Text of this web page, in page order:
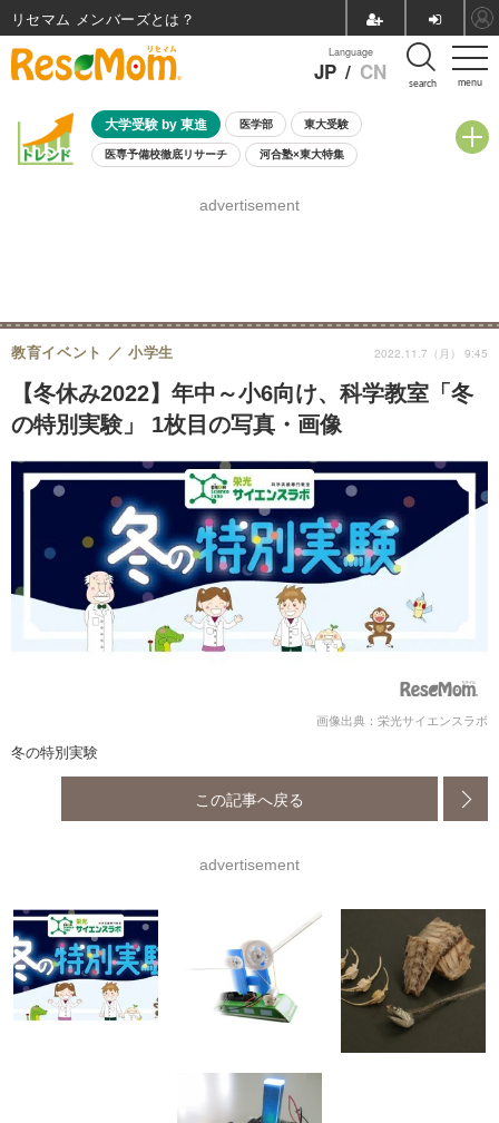
menu
Language
JP / CN search
大学受験 by 東進 医学部 東大受験
医専予備校徹底リサーチ 河合塾×東大特集
8月開催学校説明会・相談会
advertisement
【冬休み2022】年中～小6向け、科学教室「冬
の特別実験」 1枚目の写真・画像
教育イベント 小学生 2022.11.7（月） 9:45
画像出典：栄光サイエンスラボ
冬の特別実験
この記事へ戻る
advertisement
リセマム メンバーズ